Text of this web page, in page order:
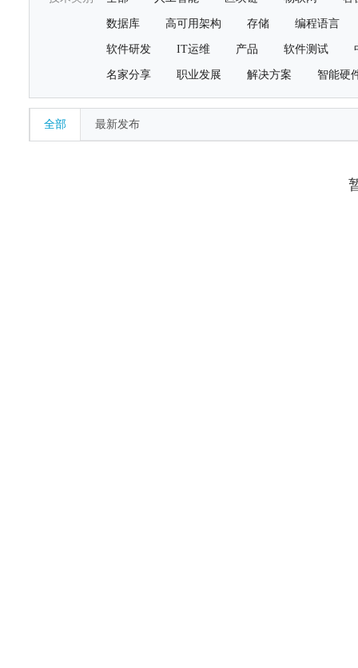
数据库 高可用架构 存储 编程语言
软件研发 IT运维 产品 软件测试
名家分享 职业发展 解决方案 智能硬
全部 最新发布